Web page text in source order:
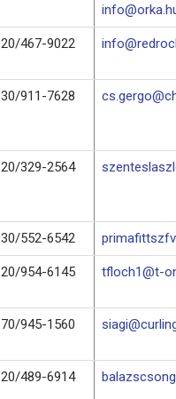
20/467-9022
30/911-7628
20/329-2564
30/552-6542
20/954-6145 tfloch1@t-
70/945-1560
20/489-6914